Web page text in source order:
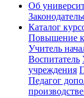
Об
Каталог
Повышение
Учитель
Воспитатель
учреждения
Педагог